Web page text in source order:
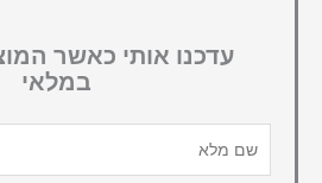
עדכנו אותי כאשר
במלאי